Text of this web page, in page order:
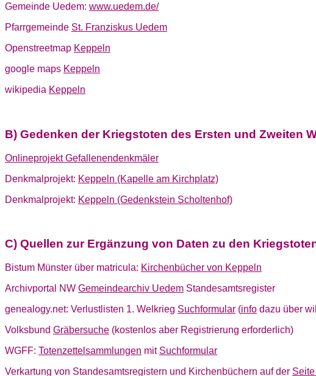
Gemeinde Uedem: www.uedem.de/
Pfarrgemeinde St. Franziskus Uedem
Openstreetmap Keppeln
google maps Keppeln
wikipedia Keppeln
B) Gedenken der Kriegstoten des Ersten und Zweiten
Onlineprojekt Gefallenendenkmäler
Denkmalprojekt: Keppeln (Kapelle am Kirchplatz)
Denkmalprojekt: Keppeln (Gedenkstein Scholtenhof)
C) Quellen zur Ergänzung von Daten zu den
Bistum Münster über matricula: Kirchenbücher von Keppeln
Archivportal NW Gemeindearchiv Uedem Standesamtsregister
genealogy.net: Verlustlisten 1. Welkrieg Suchformular (info dazu über
Volksbund Gräbersuche (kostenlos aber Registrierung erforderlich)
WGFF: Totenzettelsammlungen mit Suchformular
Verkartung von Standesamtsregistern und Kirchenbüchern auf der